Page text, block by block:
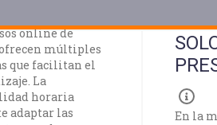
online de
múltiples
que facilitan el
La
horaria
adaptar las
En la